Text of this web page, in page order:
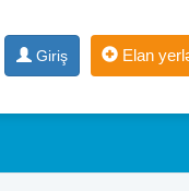
Giriş Elan